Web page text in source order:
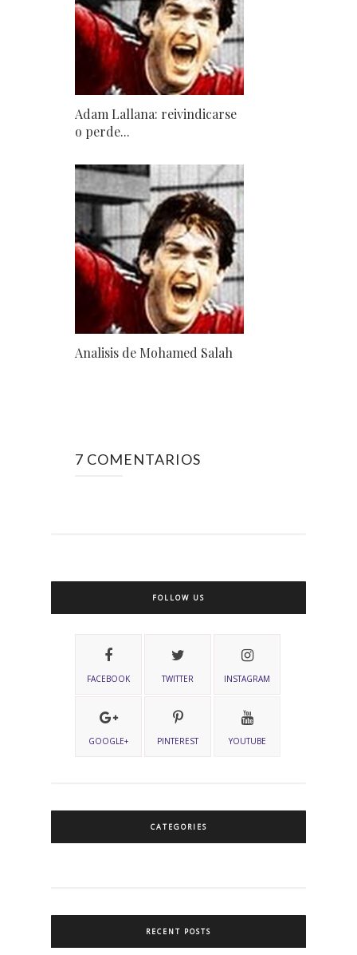
Adam Lallana: reivindicarse
o perde...
Analisis de Mohamed Salah
7 COMENTARIOS
FOLLOW US
FACEBOOK TWITTER INSTAGRAM
GOOGLE+ PINTEREST YOUTUBE
CATEGORIES
RECENT POSTS